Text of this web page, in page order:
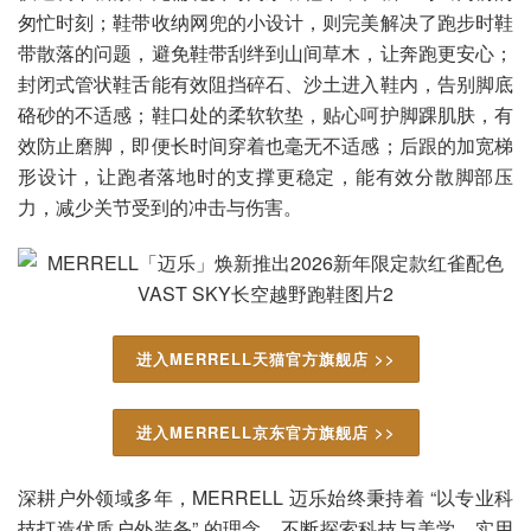
匆忙时刻；鞋带收纳网兜的小设计，则完美解决了跑步时鞋
带散落的问题，避免鞋带刮绊到山间草木，让奔跑更安心；
封闭式管状鞋舌能有效阻挡碎石、沙土进入鞋内，告别脚底
硌砂的不适感；鞋口处的柔软软垫，贴心呵护脚踝肌肤，有
效防止磨脚，即便长时间穿着也毫无不适感；后跟的加宽梯
形设计，让跑者落地时的支撑更稳定，能有效分散脚部压
力，减少关节受到的冲击与伤害。
进入MERRELL天猫官方旗舰店 >>
进入MERRELL京东官方旗舰店 >>
深耕户外领域多年，MERRELL 迈乐始终秉持着 “以专业科